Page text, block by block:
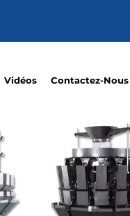
Vidéos Contactez-Nous